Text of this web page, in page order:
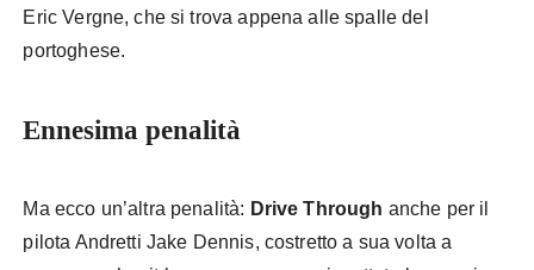
Eric Vergne, che si trova appena alle spalle del
portoghese.
Ennesima penalità
Ma ecco un’altra penalità: Drive Through anche per il
pilota Andretti Jake Dennis, costretto a sua volta a